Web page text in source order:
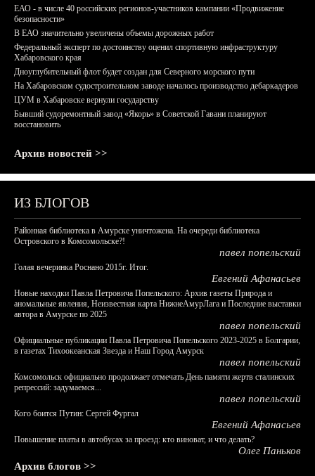
ЕАО - в числе 40 российских регионов-участников кампании «Продвижение
безопасности»
В ЕАО значительно увеличены объемы дорожных работ
Федеральный эксперт по достоинству оценил спортивную инфраструктуру
Хабаровского края
Дноуглубительный флот будет создан для Северного морского пути
На Хабаровском судостроительном заводе началось производство дебаркадеров
ЦУМ в Хабаровске вернули государству
Бывший судоремонтный завод «Якорь» в Советской Гавани планируют
восстановить
Архив новостей >>
ИЗ БЛОГОВ
Районная библиотека в Амурске уничтожена. На очереди библиотека
Островского в Комсомольске?!
павел попельский
Голая вечеринка Роснано 2015г. Итог.
Евгений Афанасьев
Новые находки Павла Петровича Попельского: Архив газеты Природа и
аномальные явления, Неизвестная карта НижнеАмурЛага и Последние выставки
автора в Амурске по 2025
павел попельский
Официальные публикации Павла Петровича Попельского 2023-2025 в Болгарии,
в газетах Тихоокеанская Звезда и Наш Город Амурск
павел попельский
Комсомольск официально продолжает отмечать День памяти жертв сталинских
репрессий: задумаемся...
павел попельский
Кого боится Путин: Сергей Фургал
Евгений Афанасьев
Повышение платы в автобусах за проезд: кто виноват, и что делать?
Олег Паньков
Архив блогов >>